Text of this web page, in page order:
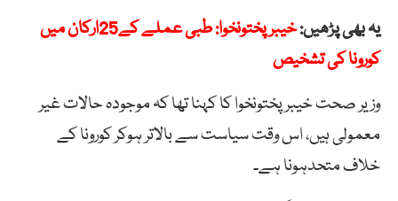
یہ بھی پڑھیں:
خیبرپختونخوا: طبی عملے کے25ارکان میں
کورونا کی تشخیص
وزیر صحت خیبرپختونخوا کا کہنا تھا کہ موجودہ حالات غیر
معمولی ہیں، اس وقت سیاست سے بالاتر ہوکر کورونا کے
خلاف متحدہونا ہے۔